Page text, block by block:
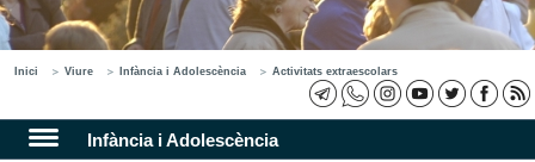
Inici Viure Infància i Adolescència Activitats extraescolars
Infància i Adolescència